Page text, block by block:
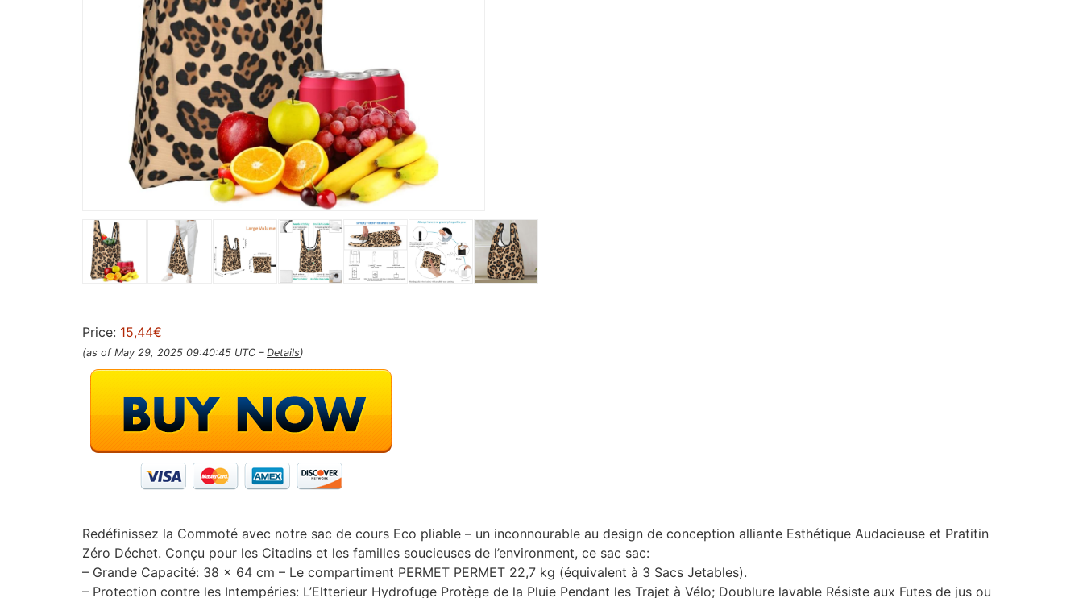
Price: 15,44€
(as of May 29, 2025 09:40:45 UTC – Details)
Redéfinissez la Commoté ​​avec notre sac de cours Eco pliable – un inconnourable au design de conception alliante Esthétique Audacieuse et Pratitin
Zéro Déchet. Conçu pour les Citadins et les familles soucieuses de l’environment, ce sac sac:
– Grande Capacité: 38 x 64 cm – Le compartiment PERMET PERMET 22,7 kg (équivalent à 3 Sacs Jetables).
– Protection contre les Intempéries: L’Eltterieur Hydrofuge Protège de la Pluie Pendant les Trajet à Vélo; Doublure lavable Résiste aux Futes de jus ou